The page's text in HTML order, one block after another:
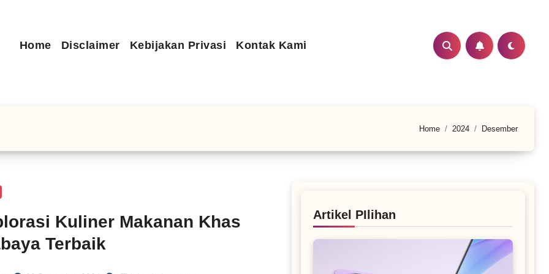
Home Disclaimer Kebijakan Privasi Kontak Kami
Home 2024 Desember
Kuliner Makanan Khas
Terbaik
Artikel PIlihan